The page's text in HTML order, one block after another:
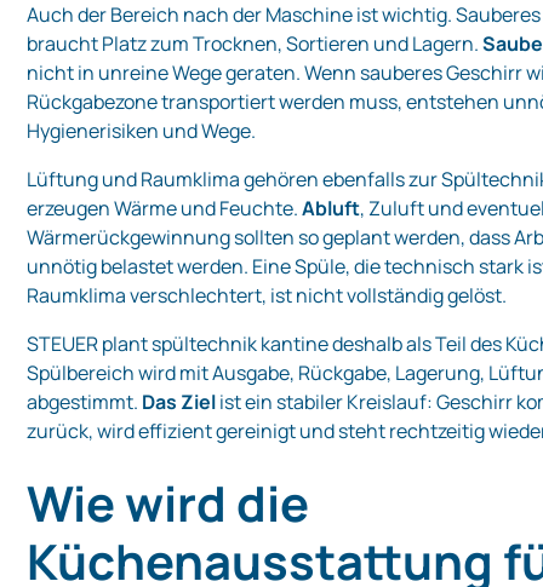
Auch der Bereich nach der Maschine ist wichtig.
braucht Platz zum Trocknen, Sortieren und Lagern.
nicht in unreine Wege geraten. Wenn sauberes Geschirr
Rückgabezone transportiert werden muss, entstehen
Hygienerisiken und Wege.
Lüftung und Raumklima gehören ebenfalls zur
erzeugen Wärme und Feuchte.Abluft, Zuluft und
Wärmerückgewinnung sollten so geplant werden, dass
unnötig belastet werden. Eine Spüle, die technisch stark
Raumklima verschlechtert, ist nicht vollständig gelöst.
STEUER plant spültechnik kantine deshalb als Teil des
Spülbereich wird mit Ausgabe, Rückgabe, Lagerung,
abgestimmt. Das Zielist ein stabiler Kreislauf: Geschirr
zurück, wird effizient gereinigt und steht rechtzeitig
Wie wird die
Küchenausstattung